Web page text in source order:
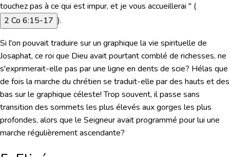
touchez pas à ce qui est impur, et je vous accueillerai " (
2 Co 6:15-17 ).
Si l'on pouvait traduire sur un graphique la vie spirituelle de
Josaphat, ce roi que Dieu avait pourtant comblé de richesses, ne
s'exprimerait-elle pas par une ligne en dents de scie? Hélas que
de fois la marche du chrétien se traduit-elle par des hauts et des
bas sur le graphique céleste! Trop souvent, il passe sans
transition des sommets les plus élevés aux gorges les plus
profondes, alors que le Seigneur avait programmé pour lui une
marche régulièrement ascendante?